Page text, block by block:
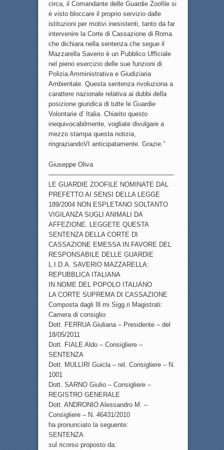
circa, il Comandante delle Guardie Zoofile si
è visto bloccare il proprio servizio dalle
istituzioni per motivi inesistenti, tanto da far
intervenire la Corte di Cassazione di Roma
che dichiara nella sentenza che segue il
Mazzarella Saverio è un Pubblico Ufficiale
nel pieno esercizio delle sue funzioni di
Polizia Amministrativa e Giudiziaria
Ambientale. Questa sentenza rivoluziona a
carattere nazionale relativa ai dubbi della
posizione giuridica di tutte le Guardie
Volontarie d’ Italia. Chiarito questo
inequivocabilmente, vogliate divulgare a
mezzo stampa questa notizia,
ringraziandoVI anticipatamente. Grazie.”
Giuseppe Oliva
———————————————————-
LE GUARDIE ZOOFILE NOMINATE DAL
PREFETTO AI SENSI DELLA LEGGE
189/2004 NON ESPLETANO SOLTANTO
VIGILANZA SUGLI ANIMALI DA
AFFEZIONE. LEGGETE QUESTA
SENTENZA DELLA CORTE DI
CASSAZIONE EMESSA IN FAVORE DEL
RESPONSABILE DELLE GUARDIE
L.I.D.A. SAVERIO MAZZARELLA:
REPUBBLICA ITALIANA
IN NOME DEL POPOLO ITALIANO
LA CORTE SUPREMA DI CASSAZIONE
Composta dagli Ill.mi Sigg.ri Magistrati:
Camera di consiglio
Dott. FERRUA Giuliana – Presidente – del
18/05/2011
Dott. FIALE Aldo – Consigliere –
SENTENZA
Dott. MULLIRI Guicla – rel. Consigliere – N.
1001
Dott. SARNO Giulio – Consigliere –
REGISTRO GENERALE
Dott. ANDRONIO Alessandro M. –
Consigliere – N. 46431/2010
ha pronunciato la seguente:
SENTENZA
sul ricorso proposto da: